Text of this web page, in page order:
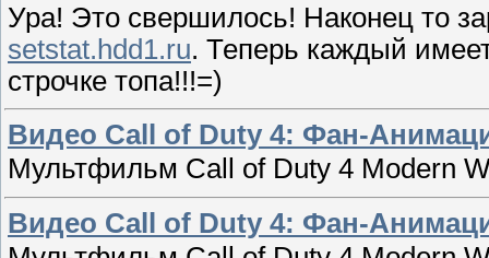
Ура! Это свершилось! Наконец то
setstat.hdd1.ru. Теперь каждый
строчке топа!!!=)
Видео Call of Duty 4: Фан-
Мультфильм Call of Duty 4 Modern
Видео Call of Duty 4: Фан-